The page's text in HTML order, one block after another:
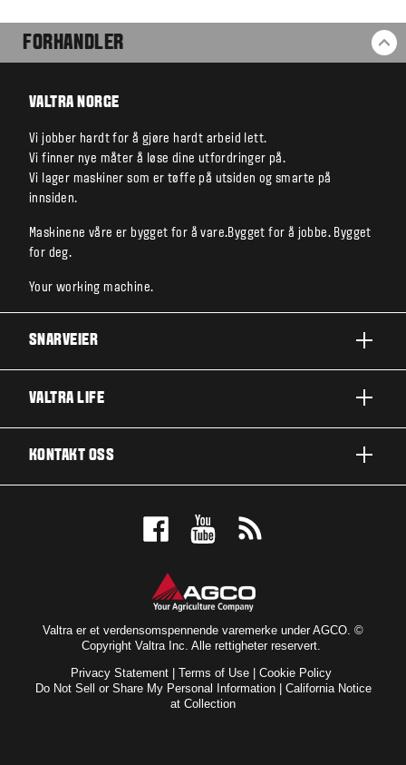
FORHANDLER
VALTRA NORGE
Vi jobber hardt for å gjøre hardt arbeid lett.
Vi finner nye måter å løse dine utfordringer på.
Vi lager maskiner som er tøffe på utsiden og smarte på
innsiden.
Maskinene våre er bygget for å vare.Bygget for å jobbe. Bygget
for deg.
Your working machine.
SNARVEIER
N-SERIE
TEKNOLOGI
SERVICE OG VEDLIKEHOLD
VALTRA LIFE
VALTRA SHOP
ABONNÉR PÅ NYHETSBREV
KONTAKT OSS
BESTILL PRØVEKJØRING
Valtra er et verdensomspennende varemerke under AGCO. ©
Copyright Valtra Inc. Alle rettigheter reservert.
Privacy Statement
Terms of Use
Cookie Policy
Do Not Sell or Share My Personal Information| California Notice
at Collection